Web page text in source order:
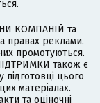
КОМПАНІЙ та
правах реклами.
промотуються.
також є
цього
матеріалах.
та оціночні